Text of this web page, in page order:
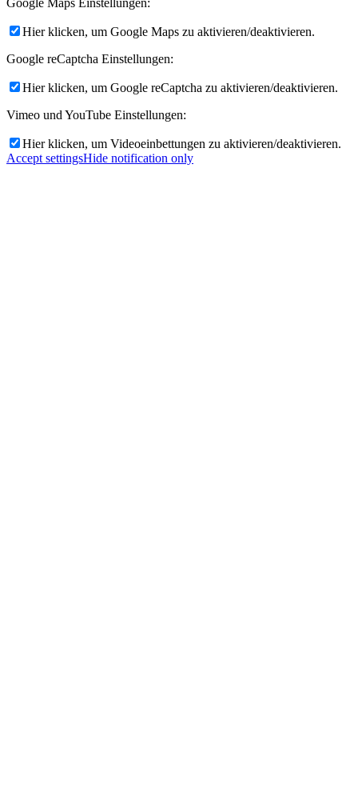
Hier klicken, um Google Maps zu aktivieren/deaktivieren.
Google reCaptcha Einstellungen:
Hier klicken, um Google reCaptcha zu aktivieren/deaktivieren.
Vimeo und YouTube Einstellungen:
Hier klicken, um Videoeinbettungen zu aktivieren/deaktivieren.
Accept settingsHide notification only